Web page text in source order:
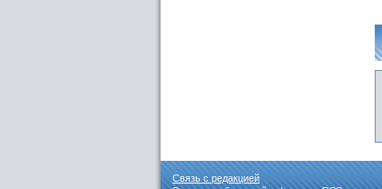
Связь с редакцией